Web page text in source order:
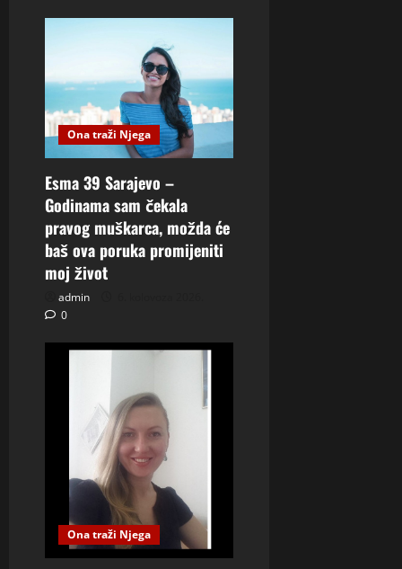
Ona traži Njega
Esma 39 Sarajevo –
Godinama sam čekala
pravog muškarca, možda će
baš ova poruka promijeniti
moj život
admin
0
Ona traži Njega